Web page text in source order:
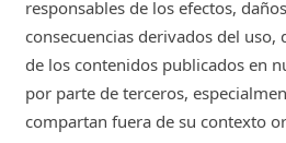
responsables de los efectos,
consecuencias derivados del
de los contenidos publicados en
por parte de terceros,
compartan fuera de su contexto